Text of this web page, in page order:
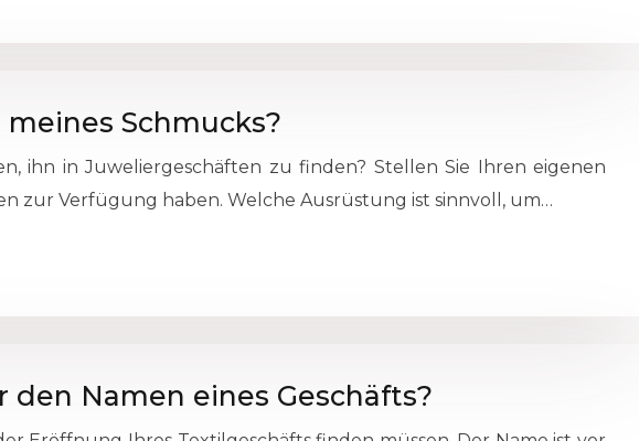
Schmucks?
ihn in Juweliergeschäften zu finden? Stellen Sie Ihren eigenen
zur Verfügung haben. Welche Ausrüstung ist sinnvoll, um…
Namen eines Geschäfts?